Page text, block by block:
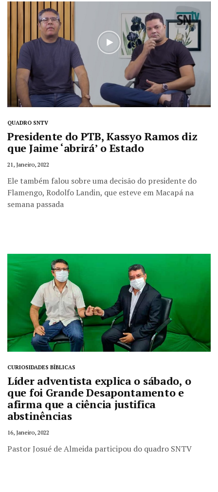
QUADRO SNTV
Presidente do PTB, Kassyo Ramos diz
que Jaime ‘abrirá’ o Estado
21, Janeiro, 2022
Ele também falou sobre uma decisão do presidente do
Flamengo, Rodolfo Landin, que esteve em Macapá na
semana passada
CURIOSIDADES BÍBLICAS
Líder adventista explica o sábado, o
que foi Grande Desapontamento e
afirma que a ciência justifica
abstinências
16, Janeiro, 2022
Pastor Josué de Almeida participou do quadro SNTV